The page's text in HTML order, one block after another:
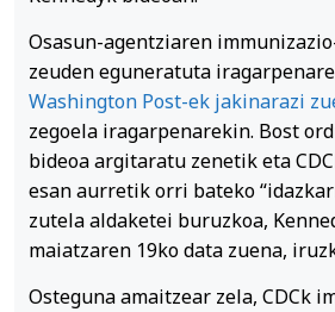
Osasun-agentziaren
zeuden eguneratuta
Washington Post-ek jakinarazi
zegoela iragarpenarekin. Bost
bideoa argitaratu zenetik eta
esan aurretik orri bateko
zutela aldaketei buruzkoa,
maiatzaren 19ko data zuena,
Osteguna amaitzear zela, CDCk